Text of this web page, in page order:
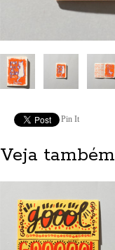
Pin It
Veja também